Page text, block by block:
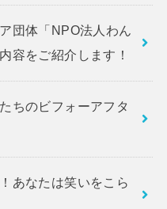
団体「NPO法人わん
容をご紹介します！
ちのビフォーアフタ
あなたは笑いをこら